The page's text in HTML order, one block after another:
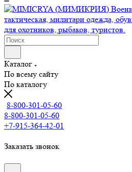
Каталог
По всему сайту
По каталогу
8-800-301-05-60
8-800-301-05-60
+7-915-364-42-01
Заказать звонок